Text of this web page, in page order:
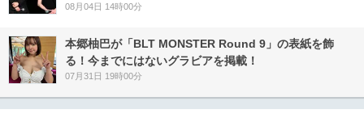
08月04日 14時00分
本郷柚巴が「BLT MONSTER Round 9」の表紙を飾
る！今までにはないグラビアを掲載！
07月31日 19時00分